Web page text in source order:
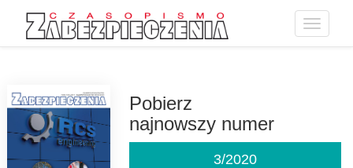
Toggle
Pobierz
najnowszy numer
3/2020